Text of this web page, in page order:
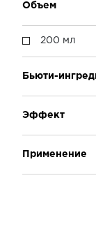
Объем
200 мл
Бьюти-
Кератин
Эффект
Применение